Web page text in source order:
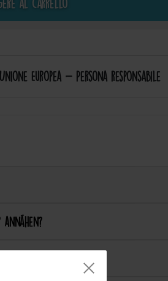
al carrello
Unione Europea - Persona responsabile